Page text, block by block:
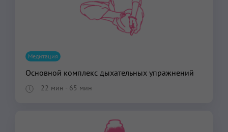
Медитация
Основной комплекс дыхательных упражнений
22 мин - 65 мин